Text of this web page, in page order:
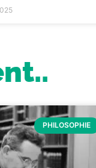
PHILOSOPHIE